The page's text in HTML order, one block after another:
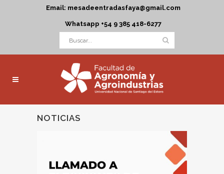
Email: mesadeentradasfaya@gmail.com
Whatsapp +54 9 385 418-6277
NOTICIAS